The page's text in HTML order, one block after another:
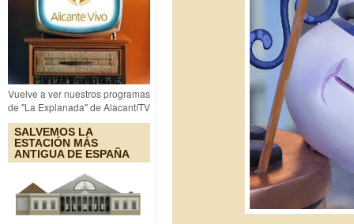
Vuelve a ver nuestros programas
de "La Explanada" de AlacantíTV
SALVEMOS LA
ESTACIÓN MÁS
ANTIGUA DE ESPAÑA